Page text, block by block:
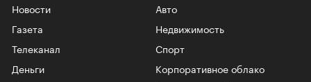
Новости
Газета
Телеканал
Авто
Недвижимость
Спорт
Корпоративное облако
Деньги